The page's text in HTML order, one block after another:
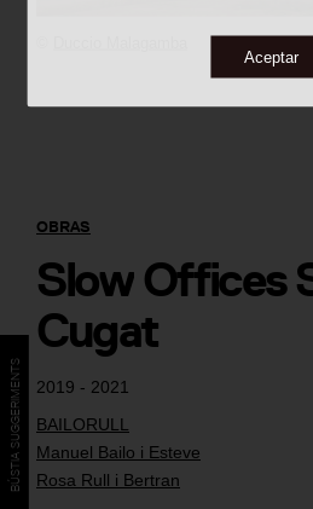
Aceptar
2019 - 2021
BAILORULL
Manuel Bailo i Esteve
Rosa Rull i Bertran
OBRAS
Slow Offices
Cugat
BÚSTIA SUGGERIMENTS